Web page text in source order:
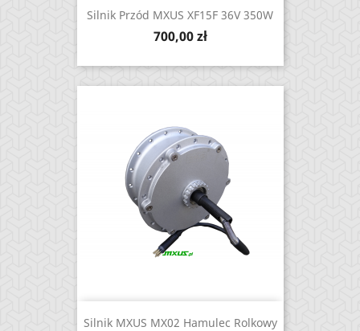
Silnik Przód MXUS XF15F 36V 350W
Cena
700,00 zł
Silnik MXUS MX02 Hamulec Rolkowy